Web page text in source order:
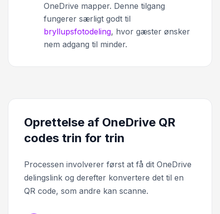
OneDrive mapper. Denne tilgang
fungerer særligt godt til
bryllupsfotodeling, hvor gæster ønsker
nem adgang til minder.
Oprettelse af OneDrive QR
codes trin for trin
Processen involverer først at få dit OneDrive
delingslink og derefter konvertere det til en
QR code, som andre kan scanne.